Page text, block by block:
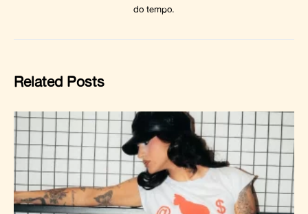
do tempo.
Related Posts